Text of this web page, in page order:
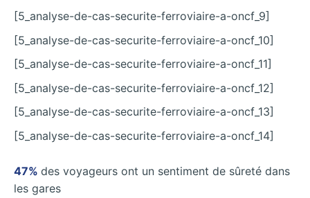
[5_analyse-de-cas-securite-ferroviaire-a-oncf_9]
[5_analyse-de-cas-securite-ferroviaire-a-oncf_10]
[5_analyse-de-cas-securite-ferroviaire-a-oncf_11]
[5_analyse-de-cas-securite-ferroviaire-a-oncf_12]
[5_analyse-de-cas-securite-ferroviaire-a-oncf_13]
[5_analyse-de-cas-securite-ferroviaire-a-oncf_14]
47% des voyageurs ont un sentiment de sûreté dans
les gares